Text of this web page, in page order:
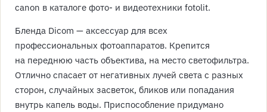
canon в каталоге фото- и видеотехники fotolit.
Бленда Dicom — аксессуар для всех
профессиональных фотоаппаратов. Крепится
на переднюю часть объектива, на место светофильтра.
Отлично спасает от негативных лучей света с разных
сторон, случайных засветок, бликов или попадания
внутрь капель воды. Приспособление придумано